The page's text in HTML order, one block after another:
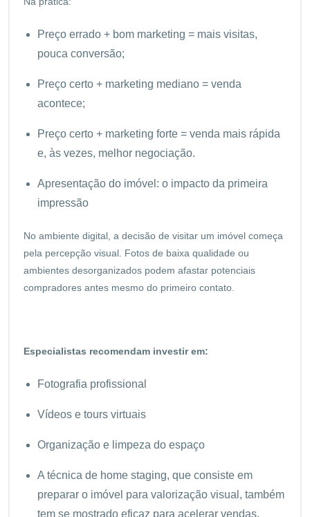
Preço errado + bom marketing = mais visitas,
pouca conversão;
Preço certo + marketing mediano = venda
acontece;
Preço certo + marketing forte = venda mais rápida
e, às vezes, melhor negociação.
Apresentação do imóvel: o impacto da primeira
impressão
No ambiente digital, a decisão de visitar um imóvel começa
pela percepção visual. Fotos de baixa qualidade ou
ambientes desorganizados podem afastar potenciais
compradores antes mesmo do primeiro contato.
Especialistas recomendam investir em:
Fotografia profissional
Vídeos e tours virtuais
Organização e limpeza do espaço
A técnica de home staging, que consiste em
preparar o imóvel para valorização visual, também
tem se mostrado eficaz para acelerar vendas.